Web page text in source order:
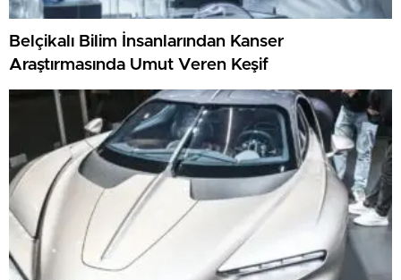
Belçikalı Bilim İnsanlarından Kanser
Araştırmasında Umut Veren Keşif